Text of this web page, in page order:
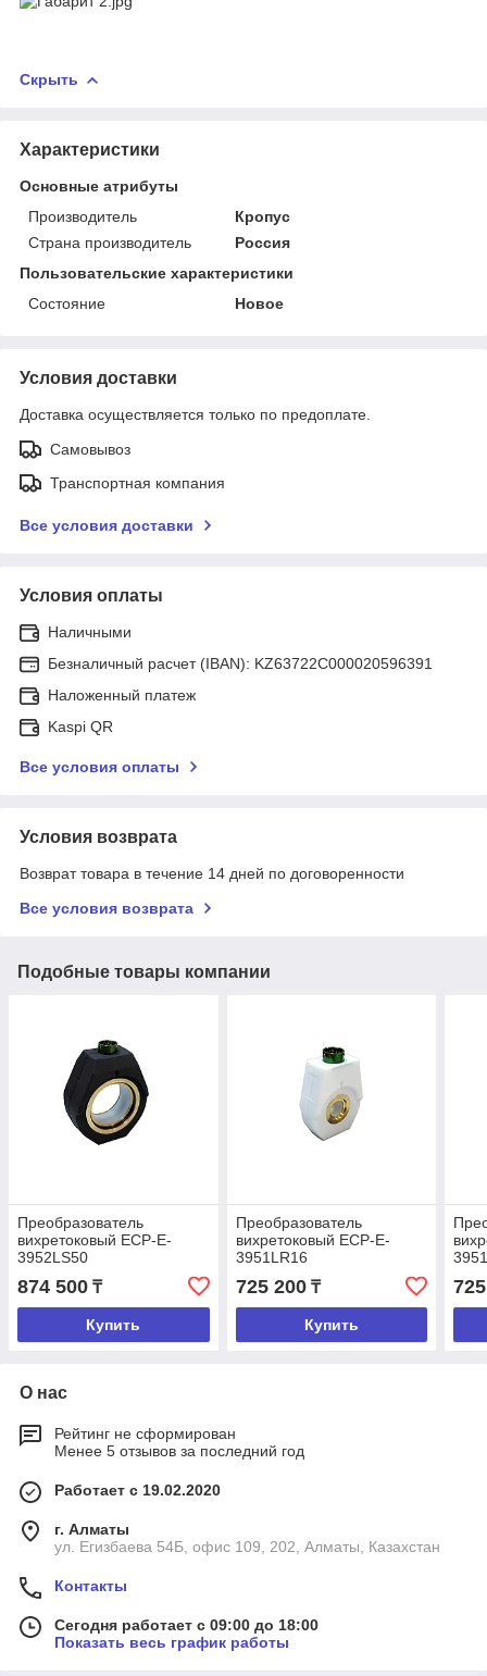
Скрыть
Характеристики
Основные атрибуты
Производитель
Кропус
Страна производитель
Россия
Пользовательские характеристики
Состояние
Новое
Условия доставки
Доставка осуществляется только по предоплате.
Самовывоз
Транспортная компания
Все условия доставки
Условия оплаты
Наличными
Безналичный расчет (IBAN): KZ63722C000020596391
Наложенный платеж
Kaspi QR
Все условия оплаты
Условия возврата
Возврат товара в течение 14 дней по договоренности
Все условия возврата
Подобные товары компании
Преобразователь
вихретоковый ECP-E-
3952LS50
874 500 ₸
Купить
Преобразователь
вихретоковый ECP-E-
3951LR16
725 200₸
Купить
О нас
Рейтинг не сформирован
Менее 5 отзывов за последний год
Работает с 19.02.2020
г. Алматы
ул. Егизбаева 54Б, офис 109, 202, Алматы, Казахстан
Контакты
Сегодня работает с 09:00 до 18:00
Показать весь график работы